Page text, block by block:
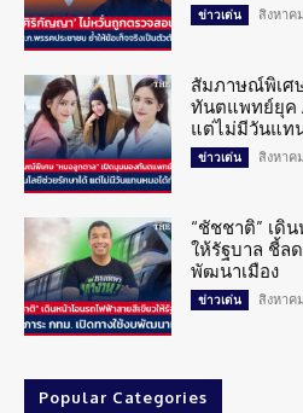
ข่าวเด่น สิงหาค
สัมภาษณ์พิเศ
ทันตแพทย์ยุค
แต่ไม่มีวันแท
ข่าวเด่น สิงหาค
“ชัชชาติ” เดิ
ให้รัฐบาล ชี้ล
พัฒนาเมือง
ข่าวเด่น สิงหาค
Popular Categories